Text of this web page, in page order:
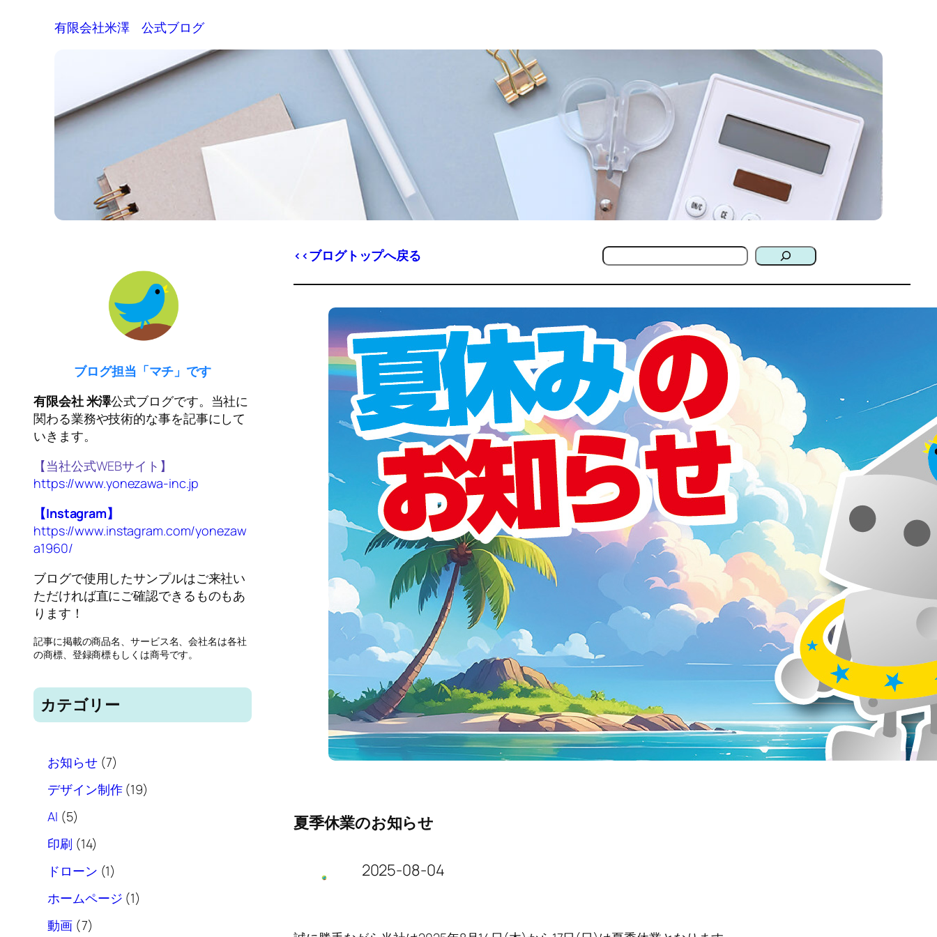
有限会社米澤 公式ブログ
ブログ担当「マチ」です
有限会社 米澤公式ブログです。当社に
関わる業務や技術的な事を記事にして
いきます。
【当社公式WEBサイト】
https://www.yonezawa-inc.jp
【Instagram】
https://www.instagram.com/yonezaw
a1960/
ブログで使用したサンプルはご来社い
ただければ直にご確認できるものもあ
ります！
記事に掲載の商品名、サービス名、会社名は各社
の商標、登録商標もしくは商号です。
カテゴリー
0お知らせ(7)
1デザイン制作(19)
2AI (5)
3印刷 (14)
4ドローン (1)
5ホームページ (1)
6動画(7)
<<ブログトップへ戻る 検
索
夏季休業のお知らせ
2025-08-04